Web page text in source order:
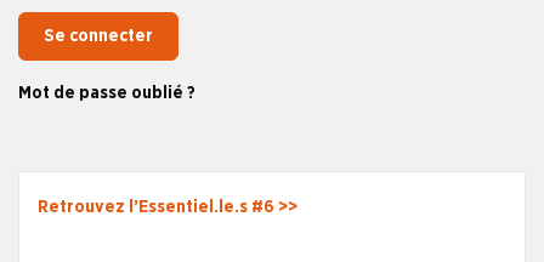
Retrouvez l’Essentiel.le.s #6 >>
Se connecter
Mot de passe oublié ?